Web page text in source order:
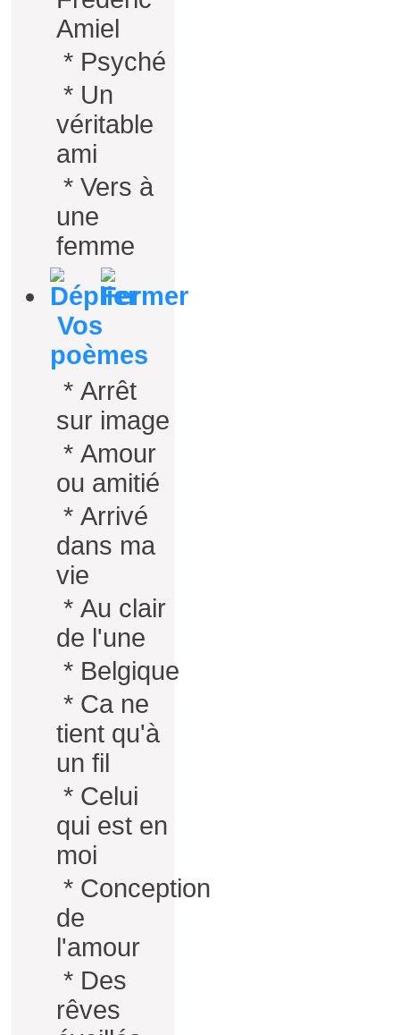
Amiel
* Psyché
* Un
véritable
ami
* Vers à
une
femme
Vos
poèmes
* Arrêt
sur image
* Amour
ou amitié
* Arrivé
dans ma
vie
* Au clair
de l'une
* Belgique
* Ca ne
tient qu'à
un fil
* Celui
qui est en
moi
* Conception
de
l'amour
* Des
rêves